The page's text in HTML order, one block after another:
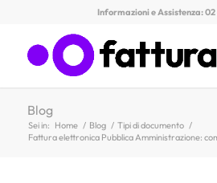
Informazioni e Assistenza: 02
Blog
Sei in: Home / Blog / Tipi di documento /
Fattura elettronica Pubblica Amministrazione: